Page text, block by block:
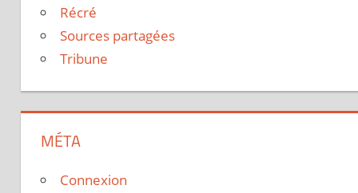
Récré
Sources partagées
Tribune
MÉTA
Connexion